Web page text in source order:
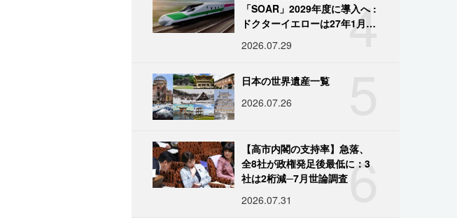
4
「SOAR」2029年度に導入へ :
ドクターイエローは27年1月に
2026.07.29
日本の世界遺産一覧
2026.07.26
6
【高市内閣の支持率】急落、
全8社が政権発足後最低に：3
社は2桁減─7月世論調査
2026.07.31